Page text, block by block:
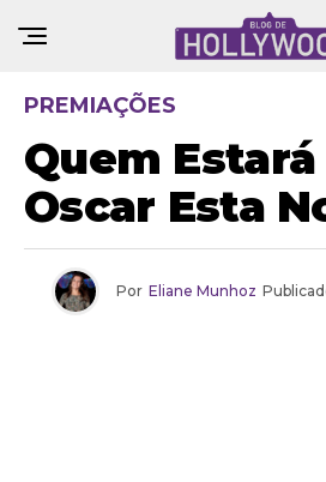
PREMIAÇÕES
Quem Estará
Oscar Esta
Por Eliane Munhoz